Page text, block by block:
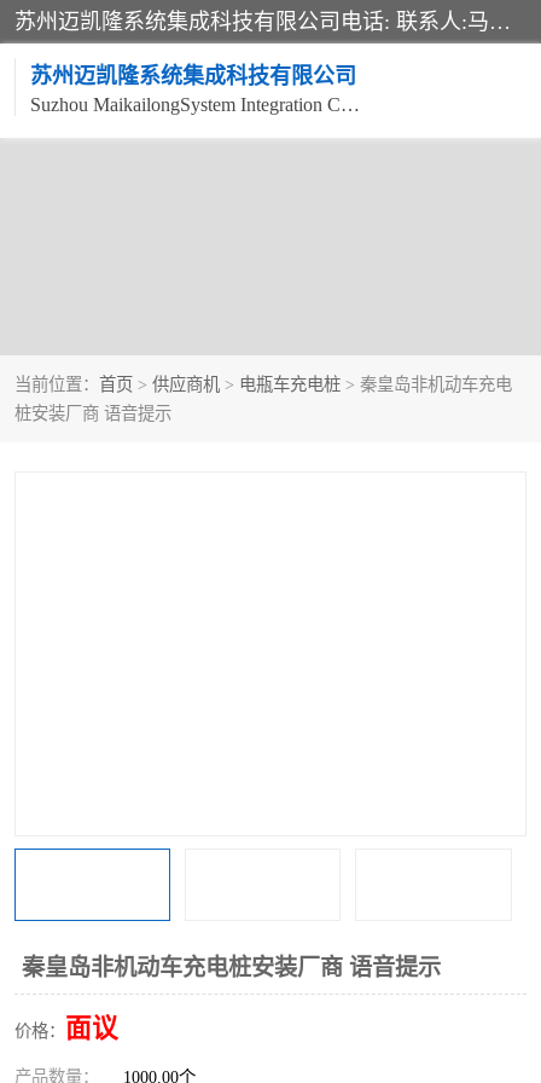
苏州迈凯隆系统集成科技有限公司电话: 联系人:马杰森 销售安装视频监控、报警系统、电话交换机、门禁考勤、巡更系统、呼叫对讲系统、停车场道闸、智能家居、广播系统、综合布线、办公设备、电子商务软件、网络工程、酒店门锁系列 系统集成、VOD视频点播、LED显示屏、节能产品、USP电源、收银机等弱电及智能化项目。
苏州迈凯隆系统集成科技有限公司
Suzhou MaikailongSystem Integration Co., Ltd.
当前位置： 首页 > 供应商机 > 电瓶车充电桩 > 秦皇岛非机动车充电
桩安装厂商 语音提示
秦皇岛非机动车充电桩安装厂商 语音提示
价格： 面议
产品数量： 1000.00个